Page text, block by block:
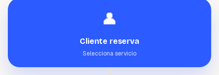
👤
Cliente reserva
Selecciona servicio